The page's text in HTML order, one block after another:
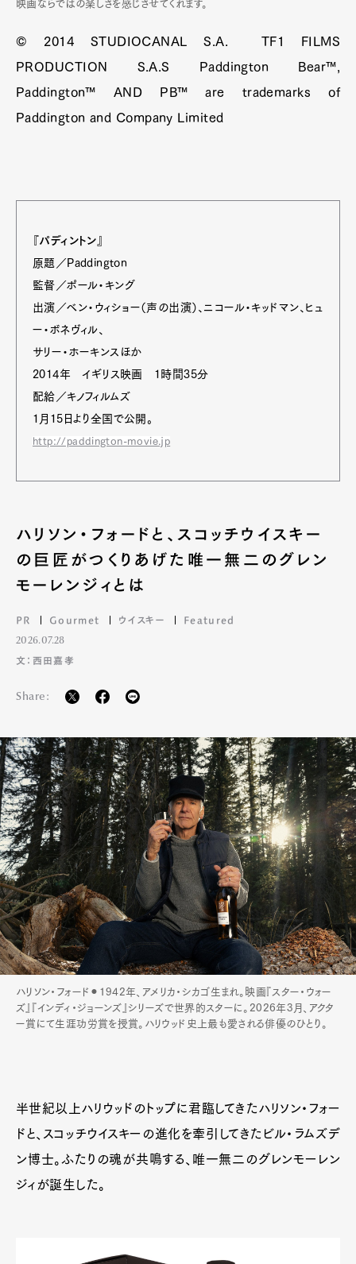
映画ならではの楽しさを感じさせてくれます。
© 2014 STUDIOCANAL S.A. TF1 FILMS
PRODUCTION S.A.S Paddington Bear™,
Paddington™ AND PB™ are trademarks of
Paddington and Company Limited
『パディントン』
原題／Paddington
監督／ポール・キング
出演／ベン・ウィショー（声の出演）、ニコール・キッドマン、ヒュ
ー・ボネヴィル、
サリー・ホーキンスほか
2014年 イギリス映画 1時間35分
配給／キノフィルムズ
1月15日より全国で公開。
http://paddington-movie.jp
ハリソン・フォードと、スコッチウイスキー
の巨匠がつくりあげた唯一無二のグレン
モーレンジィとは
PR Gourmet ウイスキー Featured
2026.07.28
文：西田嘉孝
Share:
ハリソン・フォード⚫︎1942年、アメリカ・シカゴ生まれ。映画『スター・ウォー
ズ』『インディ・ジョーンズ』シリーズで世界的スターに。2026年3月、アクタ
ー賞にて生涯功労賞を授賞。ハリウッド史上最も愛される俳優のひとり。
半世紀以上ハリウッドのトップに君臨してきたハリソン・フォー
ドと、スコッチウイスキーの進化を牽引してきたビル・ラムズデ
ン博士。ふたりの魂が共鳴する、唯一無二のグレンモーレン
ジィが誕生した。